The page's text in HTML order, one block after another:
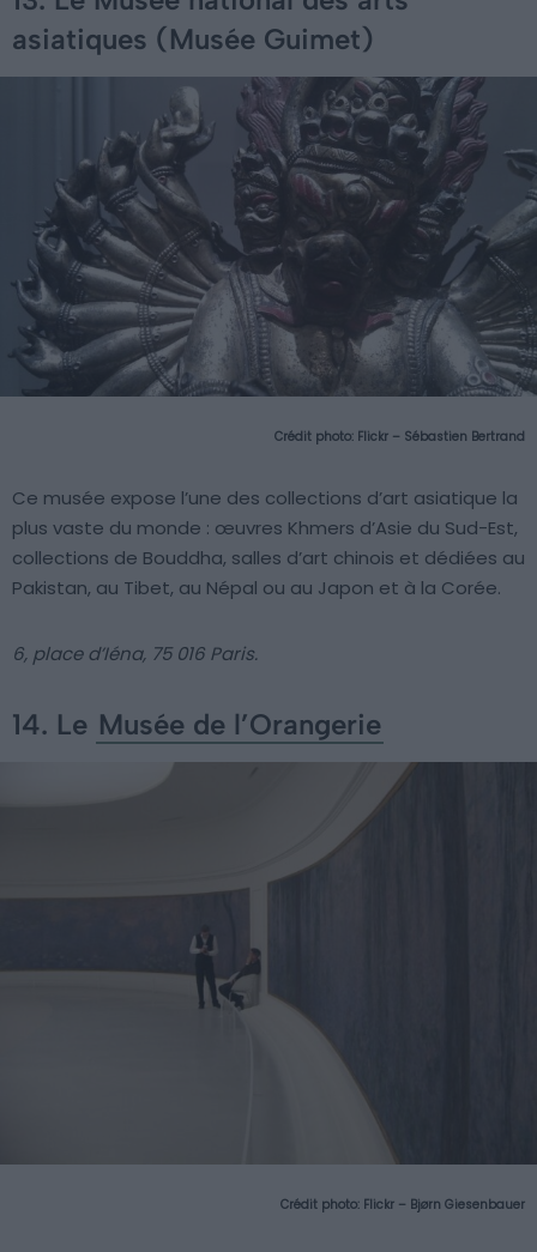
asiatiques (Musée Guimet)
Crédit photo: Flickr – Sébastien Bertrand
Ce musée expose l’une des collections d’art asiatique la
plus vaste du monde : œuvres Khmers d’Asie du Sud-Est,
collections de Bouddha, salles d’art chinois et dédiées au
Pakistan, au Tibet, au Népal ou au Japon et à la Corée.
6, place d’Iéna, 75 016 Paris.
14. Le Musée de l’Orangerie
Crédit photo: Flickr – Bjørn Giesenbauer